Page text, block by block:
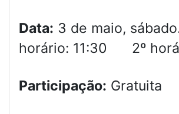
Data: 3 de maio,
horário: 11:30 2º
Participação: Gratuita